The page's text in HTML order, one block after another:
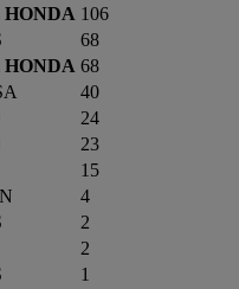
HONDA 106
68
HONDA 68
40
24
23
15
4
2
2
1